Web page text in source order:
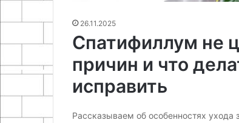
26.11.2025
Спатифиллум не
причин и что
исправить
Рассказываем об особенностях